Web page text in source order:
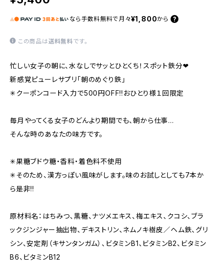
なら 手数料無料で 月々¥1,800から
この商品は送料無料です。
忙しい女子の朝に、水なしでサッとひとくち！スポット鉄分❤︎
新感覚ピューレサプリ「朝のめぐり鉄」
✳︎クーポンコード入力で500円OFF!!おひとり様１回限定
毎月やってくる女子のどんより期間でも、朝から仕事...
そんな時のあなたの味方です。
✳︎果糖ブドウ糖・香料・着色料不使用
✳︎そのため、漢方っぽい風味がします。味のお試しとしても7本か
ら是非!!
原材料名：はちみつ、黒糖、ナツメエキス、梅エキス、クコシ、ブラ
ックジンジャー抽出物、デキストリン、ネムノキ樹皮／ヘム鉄、グリ
シン、安定剤（キサンタンガム）、ビタミンB1、ビタミンB2、ビタミン
B6、ビタミンB12